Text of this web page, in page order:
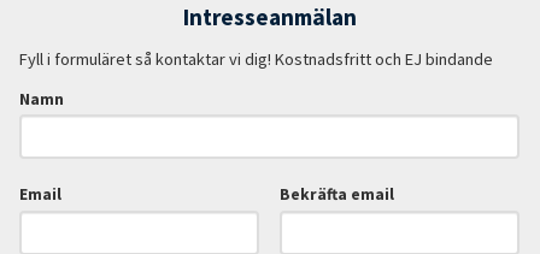
Intresseanmälan
Fyll i formuläret så kontaktar vi dig! Kostnadsfritt och EJ bindande
Namn
Email Bekräfta email